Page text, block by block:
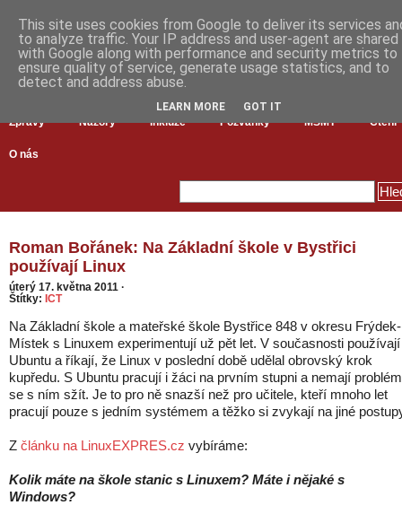
Zprávy Názory Inkluze Pozvánky MŠMT Čtení
O nás
Roman Bořánek: Na Základní škole v Bystřici
používají Linux
úterý 17. května 2011 ·
Štítky: ICT
Na Základní škole a mateřské škole Bystřice 848 v okresu Frýdek-
Místek s Linuxem experimentují už pět let. V současnosti používají
Ubuntu a říkají, že Linux v poslední době udělal obrovský krok
kupředu. S Ubuntu pracují i žáci na prvním stupni a nemají problém
se s ním sžít. Je to pro ně snazší než pro učitele, kteří mnoho let
pracují pouze s jedním systémem a těžko si zvykají na jiné
Z článku na LinuxEXPRES.cz vybíráme:
Kolik máte na škole stanic s Linuxem? Máte i nějaké s
Windows?
This site uses cookies from Google to deliver its services
to analyze traffic. Your IP address and user-agent are shared
with Google along with performance and security metrics to
ensure quality of service, generate usage statistics, and to
detect and address abuse.
LEARN MORE GOT IT